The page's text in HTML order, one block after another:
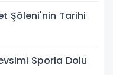
Şöleni'nin Tarihi
Sporla Dolu